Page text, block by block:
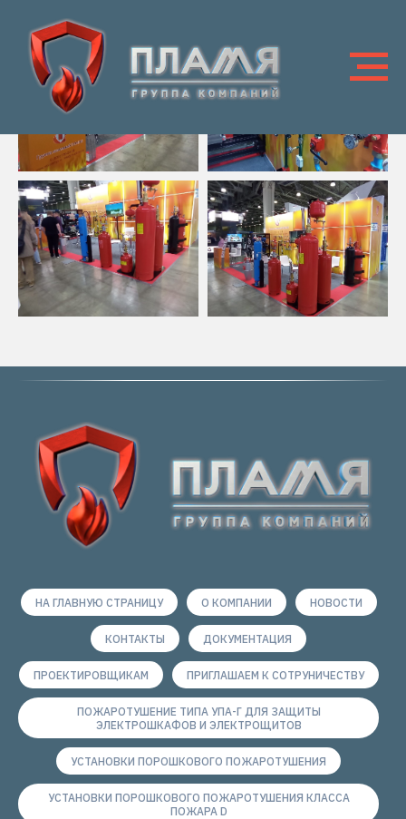
НА ГЛАВНУЮ СТРАНИЦУ О КОМПАНИИ НОВОСТИ
КОНТАКТЫ ДОКУМЕНТАЦИЯ
ПРОЕКТИРОВЩИКАМ ПРИГЛАШАЕМ К СОТРУНИЧЕСТВУ
ПОЖАРОТУШЕНИЕ ТИПА УПА-Г ДЛЯ ЗАЩИТЫ
ЭЛЕКТРОШКАФОВ И ЭЛЕКТРОЩИТОВ
УСТАНОВКИ ПОРОШКОВОГО ПОЖАРОТУШЕНИЯ
УСТАНОВКИ ПОРОШКОВОГО ПОЖАРОТУШЕНИЯ КЛАССА
ПОЖАРА D